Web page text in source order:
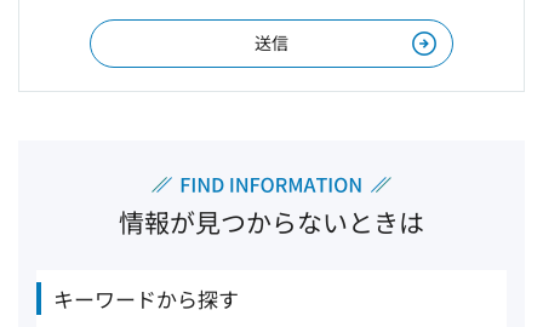
情報が見つからないときは
キーワードから探す